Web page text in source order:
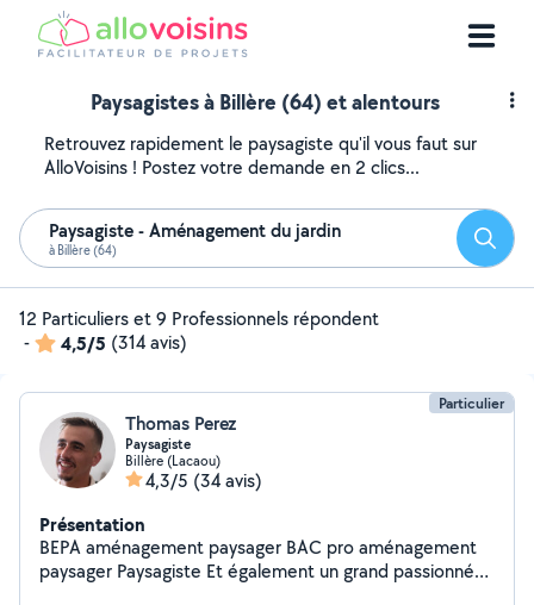
Paysagistes à Billère (64) et alentours
Retrouvez rapidement le paysagiste qu'il vous faut sur
AlloVoisins ! Postez votre demande en 2 clics...
Paysagiste - Aménagement du jardin
à Billère (64)
12 Particuliers et 9 Professionnels répondent
-
4,5/5 (314 avis)
Particulier
Thomas Perez
Paysagiste
Billère (Lacaou)
4,3/5 (34 avis)
Présentation
BEPA aménagement paysager BAC pro aménagement
paysager Paysagiste Et également un grand passionné